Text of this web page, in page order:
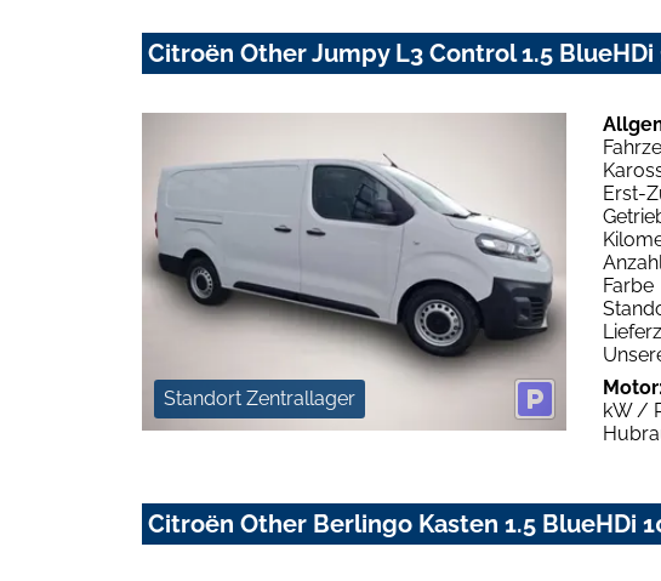
Citroën Other Jumpy L3 Control 1.5 BlueHDi
Standort Zentrallager
Erst-
Farbe
Motor:
kW /
Citroën Other Berlingo Kasten 1.5 BlueHDi